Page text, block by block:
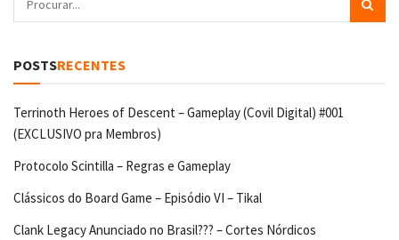
POSTSRECENTES
Terrinoth Heroes of Descent – Gameplay (Covil Digital) #001
(EXCLUSIVO pra Membros)
Protocolo Scintilla – Regras e Gameplay
Clássicos do Board Game – Episódio VI – Tikal
Clank Legacy Anunciado no Brasil??? – Cortes Nórdicos